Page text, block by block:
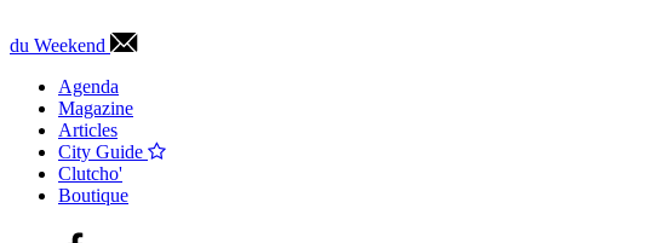
du Weekend
Agenda
Magazine
Articles
City Guide
Clutcho'
Boutique